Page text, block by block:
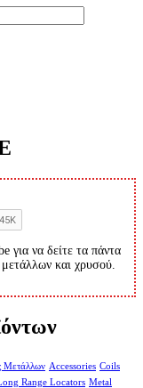
για να δείτε τα πάντα
μετάλλων και χρυσού.
Μετάλλων Accessories Coils
Range Locators Metal